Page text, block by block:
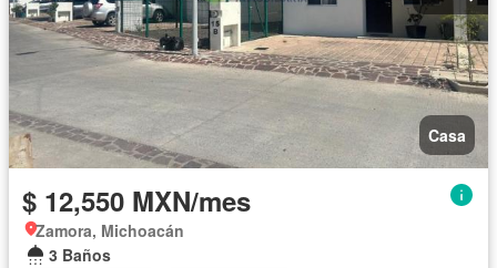
Casa
$ 12,550 MXN/mes
Zamora, Michoacán
3 Baños